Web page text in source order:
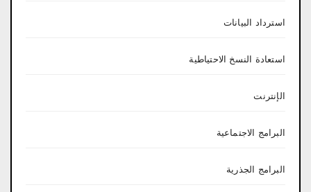
استرداد البيانات
استعادة النسخ الاحتياطية
الإنترنت
البرامج الاجتماعية
البرامج الجذرية